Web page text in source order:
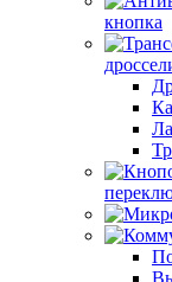
кнопка